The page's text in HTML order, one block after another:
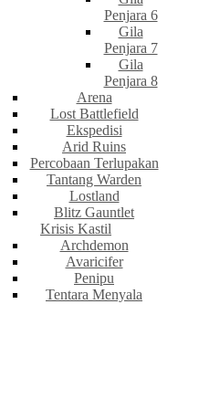
Penjara 6
Gila
Penjara 7
Gila
Penjara 8
Arena
Lost Battlefield
Ekspedisi
Arid Ruins
Percobaan Terlupakan
Tantang Warden
Lostland
Blitz Gauntlet
Krisis Kastil
Archdemon
Avaricifer
Penipu
Tentara Menyala